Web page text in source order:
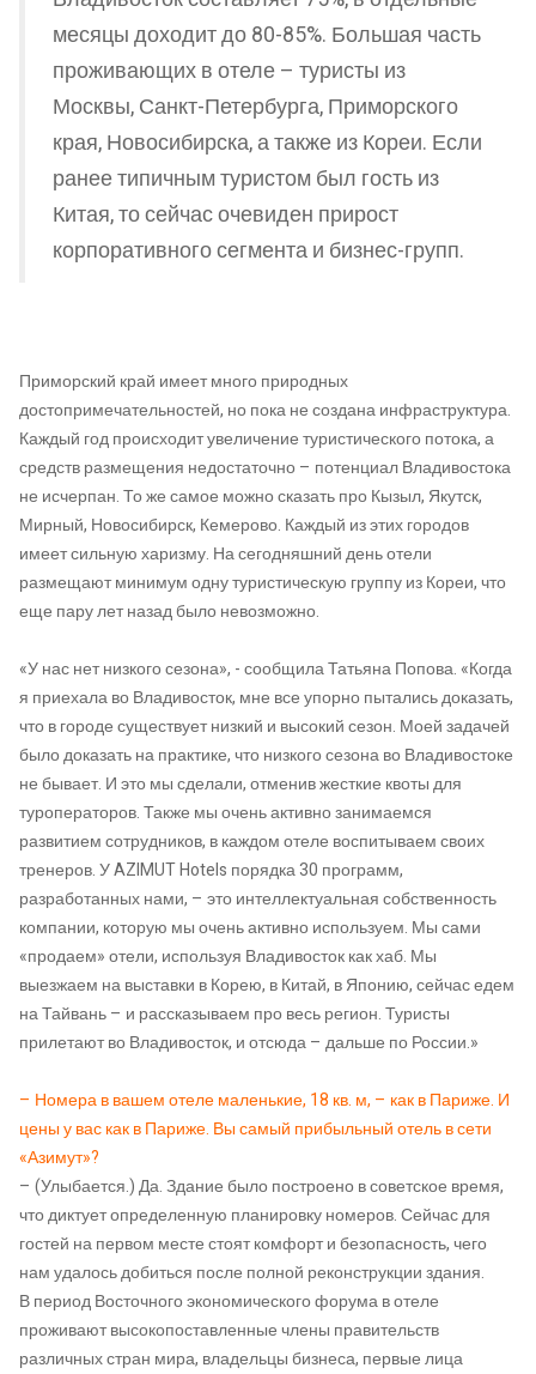
месяцы доходит до 80-85%. Большая часть
проживающих в отеле – туристы из
Москвы, Санкт-Петербурга, Приморского
края, Новосибирска, а также из Кореи. Если
ранее типичным туристом был гость из
Китая, то сейчас очевиден прирост
корпоративного сегмента и бизнес-групп.
Приморский край имеет много природных
достопримечательностей, но пока не создана инфраструктура.
Каждый год происходит увеличение туристического потока, а
средств размещения недостаточно – потенциал Владивостока
не исчерпан. То же самое можно сказать про Кызыл, Якутск,
Мирный, Новосибирск, Кемерово. Каждый из этих городов
имеет сильную харизму. На сегодняшний день отели
размещают минимум одну туристическую группу из Кореи, что
еще пару лет назад было невозможно.
«У нас нет низкого сезона», - сообщила Татьяна Попова. «Когда
я приехала во Владивосток, мне все упорно пытались доказать,
что в городе существует низкий и высокий сезон. Моей задачей
было доказать на практике, что низкого сезона во Владивостоке
не бывает. И это мы сделали, отменив жесткие квоты для
туроператоров. Также мы очень активно занимаемся
развитием сотрудников, в каждом отеле воспитываем своих
тренеров. У AZIMUT Hotels порядка 30 программ,
разработанных нами, – это интеллектуальная собственность
компании, которую мы очень активно используем. Мы сами
«продаем» отели, используя Владивосток как хаб. Мы
выезжаем на выставки в Корею, в Китай, в Японию, сейчас едем
на Тайвань – и рассказываем про весь регион. Туристы
прилетают во Владивосток, и отсюда – дальше по России.»
– Номера в вашем отеле маленькие, 18 кв. м, – как в Париже. И
цены у вас как в Париже. Вы самый прибыльный отель в сети
«Азимут»?
– (Улыбается.) Да. Здание было построено в советское время,
что диктует определенную планировку номеров. Сейчас для
гостей на первом месте стоят комфорт и безопасность, чего
нам удалось добиться после полной реконструкции здания.
В период Восточного экономического форума в отеле
проживают высокопоставленные члены правительств
различных стран мира, владельцы бизнеса, первые лица